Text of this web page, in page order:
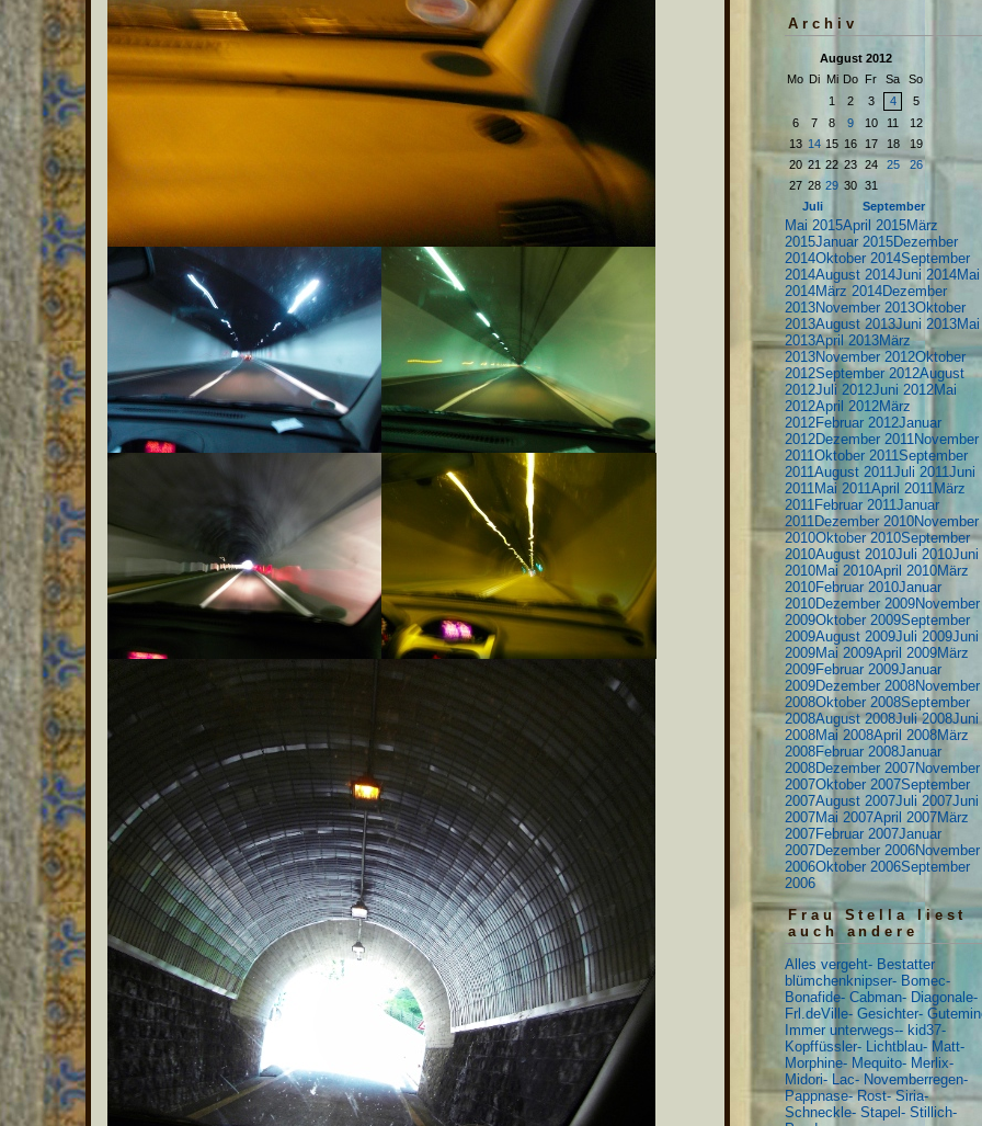
Archiv
August 2012
Mo Di Mi Do Fr Sa
So
1
2 3 4
5
6
7 8 9 10 11
12
13 14 15 16 17 18
19
20 21 22 23 24 25
26
27 28 29 30 31
Juli
September
Mai 2015April 2015März
2015Januar 2015Dezember
2014Oktober 2014September
2014August 2014Juni 2014Mai
2014März 2014Dezember
2013November 2013Oktober
2013August 2013Juni 2013Mai
2013April 2013März
2013November 2012Oktober
2012September 2012August
2012Juli 2012Juni 2012Mai
2012April 2012März
2012Februar 2012Januar
2012Dezember 2011November
2011Oktober 2011September
2011August 2011Juli 2011Juni
2011Mai 2011April 2011März
2011Februar 2011Januar
2011Dezember 2010November
2010Oktober 2010September
2010August 2010Juli 2010Juni
2010Mai 2010April 2010März
2010Februar 2010Januar
2010Dezember 2009November
2009Oktober 2009September
2009August 2009Juli 2009Juni
2009Mai 2009April 2009März
2009Februar 2009Januar
2009Dezember 2008November
2008Oktober 2008September
2008August 2008Juli 2008Juni
2008Mai 2008April 2008März
2008Februar 2008Januar
2008Dezember 2007November
2007Oktober 2007September
2007August 2007Juli 2007Juni
2007Mai 2007April 2007März
2007Februar 2007Januar
2007Dezember 2006November
2006Oktober 2006September
2006
Frau Stella liest
auch andere
Alles vergeht- Bestatter
blümchenknipser- Bomec-
Bonafide- Cabman- Diagonale-
Frl.deVille- Gesichter-
Immer unterwegs-- kid37-
Kopffüssler-
Lichtblau- Matt-
Morphine- Mequito- Merlix-
Midori-
Lac- Novemberregen-
Pappnase- Rost- Siria-
Schneckle- Stapel- Stillich-